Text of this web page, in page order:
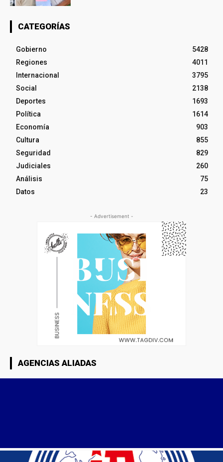
CATEGORÍAS
Gobierno
5428
Regiones
4011
Internacional
3795
Social
2138
Deportes
1693
Política
1614
Economía
903
Cultura
855
Seguridad
829
Judiciales
260
Análisis
75
Datos
23
- Advertisement -
AGENCIAS ALIADAS